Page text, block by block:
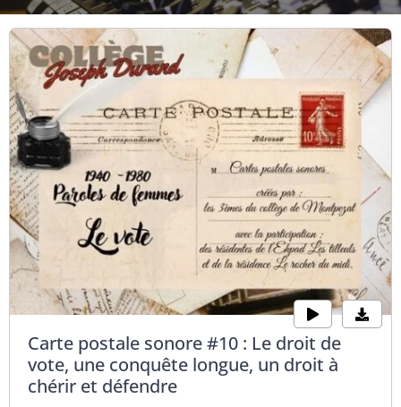
Carte postale sonore #10 : Le droit de
vote, une conquête longue, un droit à
chérir et défendre